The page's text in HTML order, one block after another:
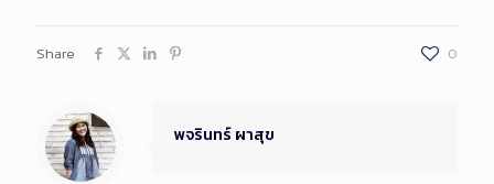
Share 0
พจรินทร์ ผาสุข